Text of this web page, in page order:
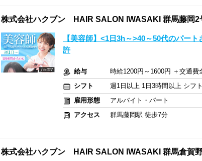
株式会社ハクブン HAIR SALON IWASAKI 群馬藤岡2
【美容師】<1日3h～>40～50代のパー
許
給与
時給1200円～1600円 ＋交通費
シフト
週1日以上 1日3時間以上 シフ
雇用形態
アルバイト・パート
アクセス
群馬藤岡駅 徒歩7分
株式会社ハクブン HAIR SALON IWASAKI 群馬倉賀